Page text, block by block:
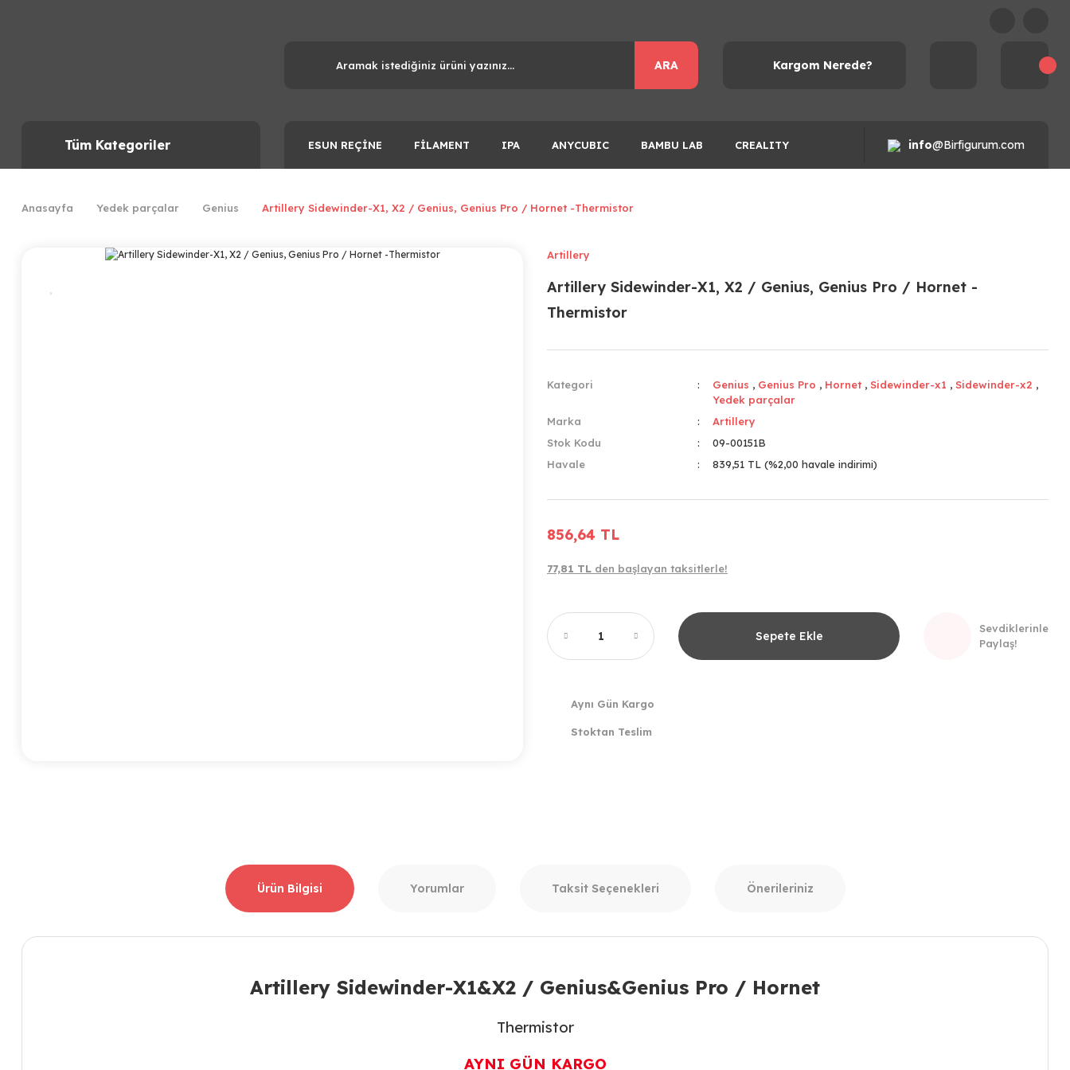
ARA Kargom Nerede?
Tüm Kategoriler ESUN REÇİNE FİLAMENT IPA ANYCUBIC BAMBU LAB CREALITY info@Birfigurum.com
Anasayfa Yedek parçalar Genius Artillery Sidewinder-X1, X2 / Genius, Genius Pro / Hornet -Thermistor
Artillery
Artillery Sidewinder-X1, X2 / Genius, Genius Pro / Hornet -
Thermistor
Kategori Genius , Genius Pro , Hornet , Sidewinder-x1 , Sidewinder-x2 ,
Yedek parçalar
Marka
Artillery
Stok Kodu
09-00151B
Havale
839,51 TL (%2,00 havale indirimi)
856,64 TL
77,81 TL den başlayan taksitlerle!
Sepete Ekle
Sevdiklerinle
Paylaş!
Aynı Gün Kargo
Stoktan Teslim
Ürün Bilgisi Yorumlar Taksit Seçenekleri Önerileriniz
Artillery Sidewinder-X1&X2 / Genius&Genius Pro / Hornet
Thermistor
AYNI GÜN KARGO